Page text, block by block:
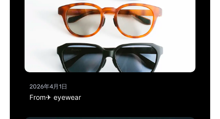
2026年4月1日
From✈ eyewear